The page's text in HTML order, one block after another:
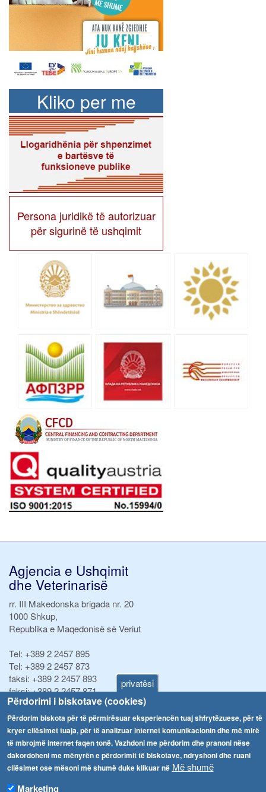
privatësi
Përdorimi i biskotave (cookies)
Përdorim biskota për të përmirësuar eksperiencën tuaj shfrytëzuese, për të
kryer cilësimet tuaja, për të analizuar internet komunikacionin dhe më mirë
të mbrojmë internet faqen tonë. Vazhdoni me përdorim dhe pranoni nëse
dakordoheni me mënyrën e përdorimit të biskotave, ndryshoni dhe ruani
cilësimet ose mësoni më shumë duke klikuar në Më shumë
Marketing
Kliko per me
shume
Persona juridikë të autorizuar
për sigurinë të ushqimit
Agjencia e Ushqimit
dhe Veterinarisë
rr. III Makedonska brigada nr. 20
1000 Shkup,
Republika e Maqedonisë së Veriut
Tel: +389 2 2457 895
Tel: +389 2 2457 873
faksi: +389 2 2457 893
faksi:+389 2 2457 871
info@fva.gov.mk
Njoftime
Република Бугарија ги засили официјалните контроли при увоз на свежо овошје и зеленчук
Високите температури ризик од труење со храна, опасни се и за животните
Navigimi
Arkivi
Regjistrat